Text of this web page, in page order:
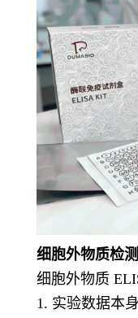
细胞外物质检
细胞外物质
1. 实验数据本